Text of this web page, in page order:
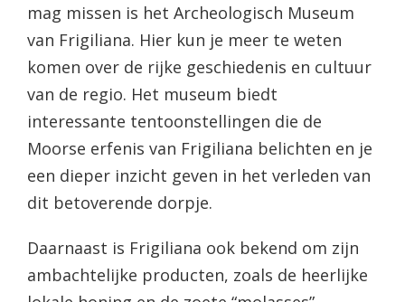
mag missen is het Archeologisch Museum
van Frigiliana. Hier kun je meer te weten
komen over de rijke geschiedenis en cultuur
van de regio. Het museum biedt
interessante tentoonstellingen die de
Moorse erfenis van Frigiliana belichten en je
een dieper inzicht geven in het verleden van
dit betoverende dorpje.
Daarnaast is Frigiliana ook bekend om zijn
ambachtelijke producten, zoals de heerlijke